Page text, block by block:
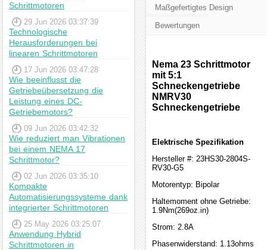
Schrittmotoren
29 Jun 2026 03:37:39
Technologische
Herausforderungen bei
linearen Schrittmotoren
17 Jun 2026 03:47:28
Wie beeinflusst die
Getriebeübersetzung die
Leistung eines DC-
Getriebemotors?
09 Jun 2026 03:42:32
Wie reduziert man Vibrationen
bei einem NEMA 17
Schrittmotor?
02 Jun 2026 03:35:10
Kompakte
Automatisierungssysteme dank
integrierter Schrittmotoren
25 May 2026 03:25:07
Anwendung Hybrid
Schrittmotoren in
Maßgefertigtes Design
Bewertungen
Nema 23 Schrittmotor
mit 5:1
Schneckengetriebe
NMRV30
Schneckengetriebe
Elektrische Spezifikation
Hersteller #: 23HS30-2804S-
RV30-G5
Motorentyp: Bipolar
Haltemoment ohne Getriebe:
1.9Nm(269oz.in)
Strom: 2.8A
Phasenwiderstand: 1.13ohms